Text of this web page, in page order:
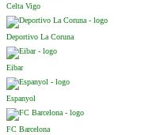
Celta Vigo
Deportivo La Coruna
Eibar
Espanyol
FC Barcelona